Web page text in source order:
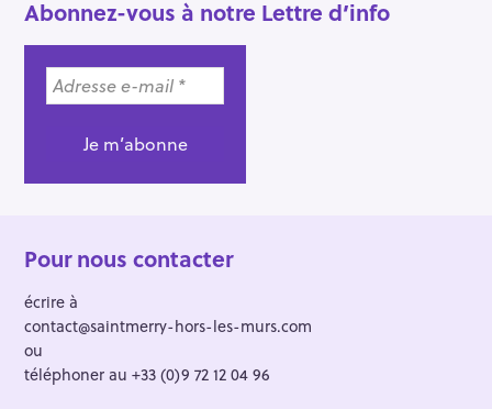
Abonnez-vous à notre Lettre d’info
Pour nous contacter
écrire à
contact@saintmerry-hors-les-murs.com
ou
téléphoner au +33 (0)9 72 12 04 96